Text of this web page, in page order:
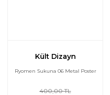
Kült Dizayn
Ryomen Sukuna 06 Metal Poster
400,00 TL